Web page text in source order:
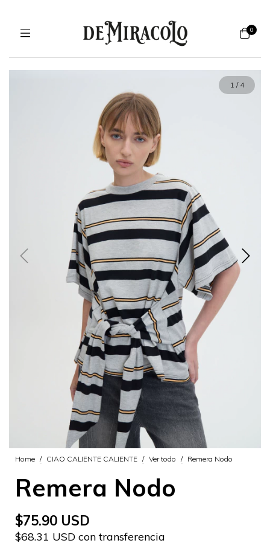
0
1 / 4
Home / CIAO CALIENTE CALIENTE / Ver todo / Remera Nodo
Remera Nodo
$75.90 USD
$68.31 USD con transferencia